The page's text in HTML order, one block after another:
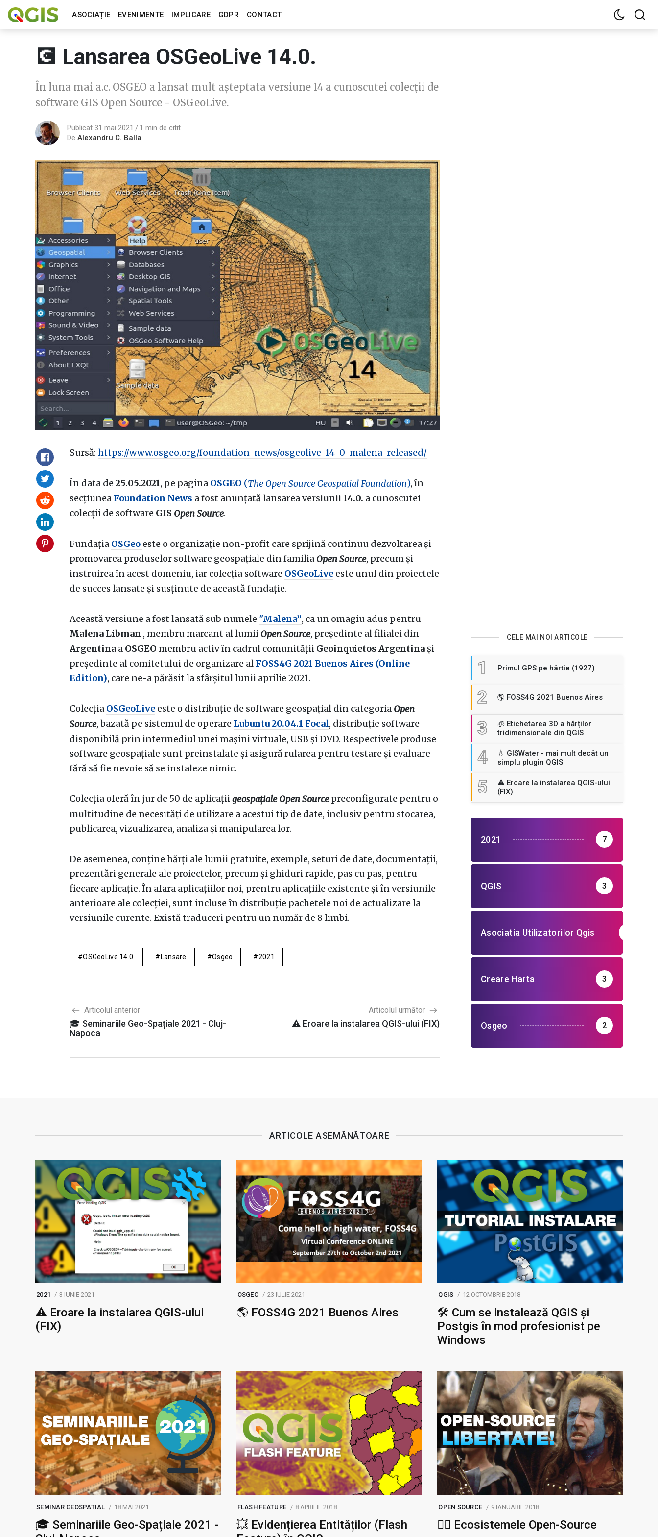
ASOCIAȚIE EVENIMENTE IMPLICARE GDPR CONTACT
💽 Lansarea OSGeoLive 14.0.
În luna mai a.c. OSGEO a lansat mult așteptata versiune 14 a cunoscutei colecții de
software GIS Open Source - OSGeoLive.
Publicat 31 mai 2021
1 min de citit
De Alexandru C. Balla
Sursă: https://www.osgeo.org/foundation-news/osgeolive-14-0-malena-released/
În data de 25.05.2021, pe pagina OSGEO (The Open Source Geospatial Foundation), în
secțiunea Foundation News a fost anunțată lansarea versiunii14.0. a cunoscutei
colecții de software GIS Open Source.
Fundația OSGeo este o organizație non-profit care sprijină continuu dezvoltarea și
promovarea produselor software geospațiale din familia Open Source, precum și
instruirea în acest domeniu, iar colecția software OSGeoLive este unul din proiectele
de succes lansate și susținute de această fundație.
Această versiune a fost lansată sub numele "Malena”, ca un omagiu adus pentru
Malena Libman , membru marcant al lumii Open Source, președinte al filialei din
Argentina a OSGEO membru activ în cadrul comunității Geoinquietos Argentinași
președinte al comitetului de organizare al FOSS4G 2021 Buenos Aires (Online
Edition), care ne-a părăsit la sfârșitul lunii aprilie 2021.
Colecția OSGeoLive este o distribuție de software geospațial din categoria Open
Source, bazată pe sistemul de operare Lubuntu 20.04.1 Focal, distribuție software
disponibilă prin intermediul unei mașini virtuale, USB și DVD. Respectivele produse
software geospațiale sunt preinstalate și asigură rularea pentru testare și evaluare
fără să fie nevoie să se instaleze nimic.
Colecția oferă în jur de 50 de aplicațiigeospațiale Open Sourcepreconfigurate pentru o
multitudine de necesități de utilizare a acestui tip de date, inclusiv pentru stocarea,
publicarea, vizualizarea, analiza și manipularea lor.
De asemenea, conține hărți ale lumii gratuite, exemple, seturi de date, documentații,
prezentări generale ale proiectelor, precum și ghiduri rapide, pas cu pas, pentru
fiecare aplicație. În afara aplicațiilor noi, prentru aplicațiile existente și în versiunile
anterioare ale colecției, sunt incluse în distribuție pachetele noi de actualizare la
versiunile curente. Există traduceri pentru un număr de 8 limbi.
OSGeoLive 14.0. Lansare Osgeo 2021
Articolul anterior
🎓 Seminariile Geo-Spațiale 2021 - Cluj-
Napoca
Articolul următor
⚠️ Eroare la instalarea QGIS-ului (FIX)
CELE MAI NOI ARTICOLE
1 Primul GPS pe hârtie (1927)
2 🌎 FOSS4G 2021 Buenos Aires
3
🧊 Etichetarea 3D a hărților
tridimensionale din QGIS
4
💧 GISWater - mai mult decât un
simplu plugin QGIS
5
⚠️ Eroare la instalarea QGIS-ului
(FIX)
2021 7
QGIS 3
Asociatia Utilizatorilor Qgis
Creare Harta 3
Osgeo 2
ARTICOLE ASEMĂNĂTOARE
2021 3 IUNIE 2021
⚠️ Eroare la instalarea QGIS-ului
(FIX)
OSGEO 23 IULIE 2021
🌎 FOSS4G 2021 Buenos Aires
QGIS 12 OCTOMBRIE 2018
🛠️ Cum se instalează QGIS și
Postgis în mod profesionist pe
Windows
SEMINAR GEOSPATIAL 18 MAI 2021
🎓 Seminariile Geo-Spațiale 2021 -
FLASH FEATURE 8 APRILIE 2018
💥 Evidențierea Entităților (Flash
OPEN SOURCE 9 IANUARIE 2018
🏴‍☠️ Ecosistemele Open-Source